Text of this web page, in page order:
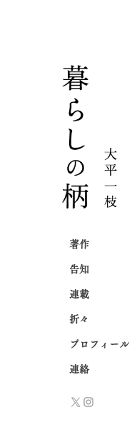
著作
告知
連載
折々
プロフィール
連絡